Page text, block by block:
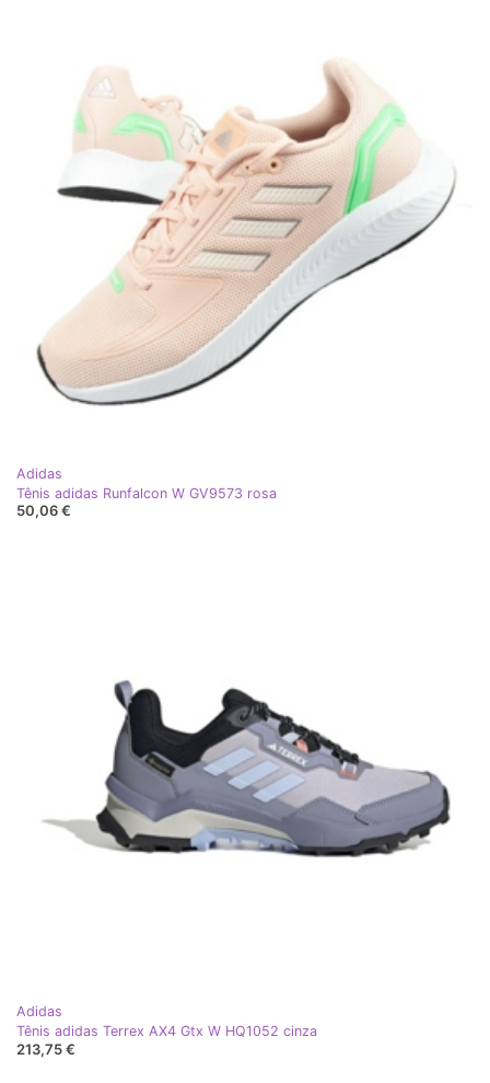
Adidas
Tênis adidas Runfalcon W GV9573 rosa
50,06 €
Adidas
Tênis adidas Terrex AX4 Gtx W HQ1052 cinza
213,75 €